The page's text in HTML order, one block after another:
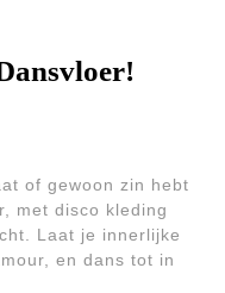
of gewoon zin hebt
met disco kleding
Laat je innerlijke
en dans tot in